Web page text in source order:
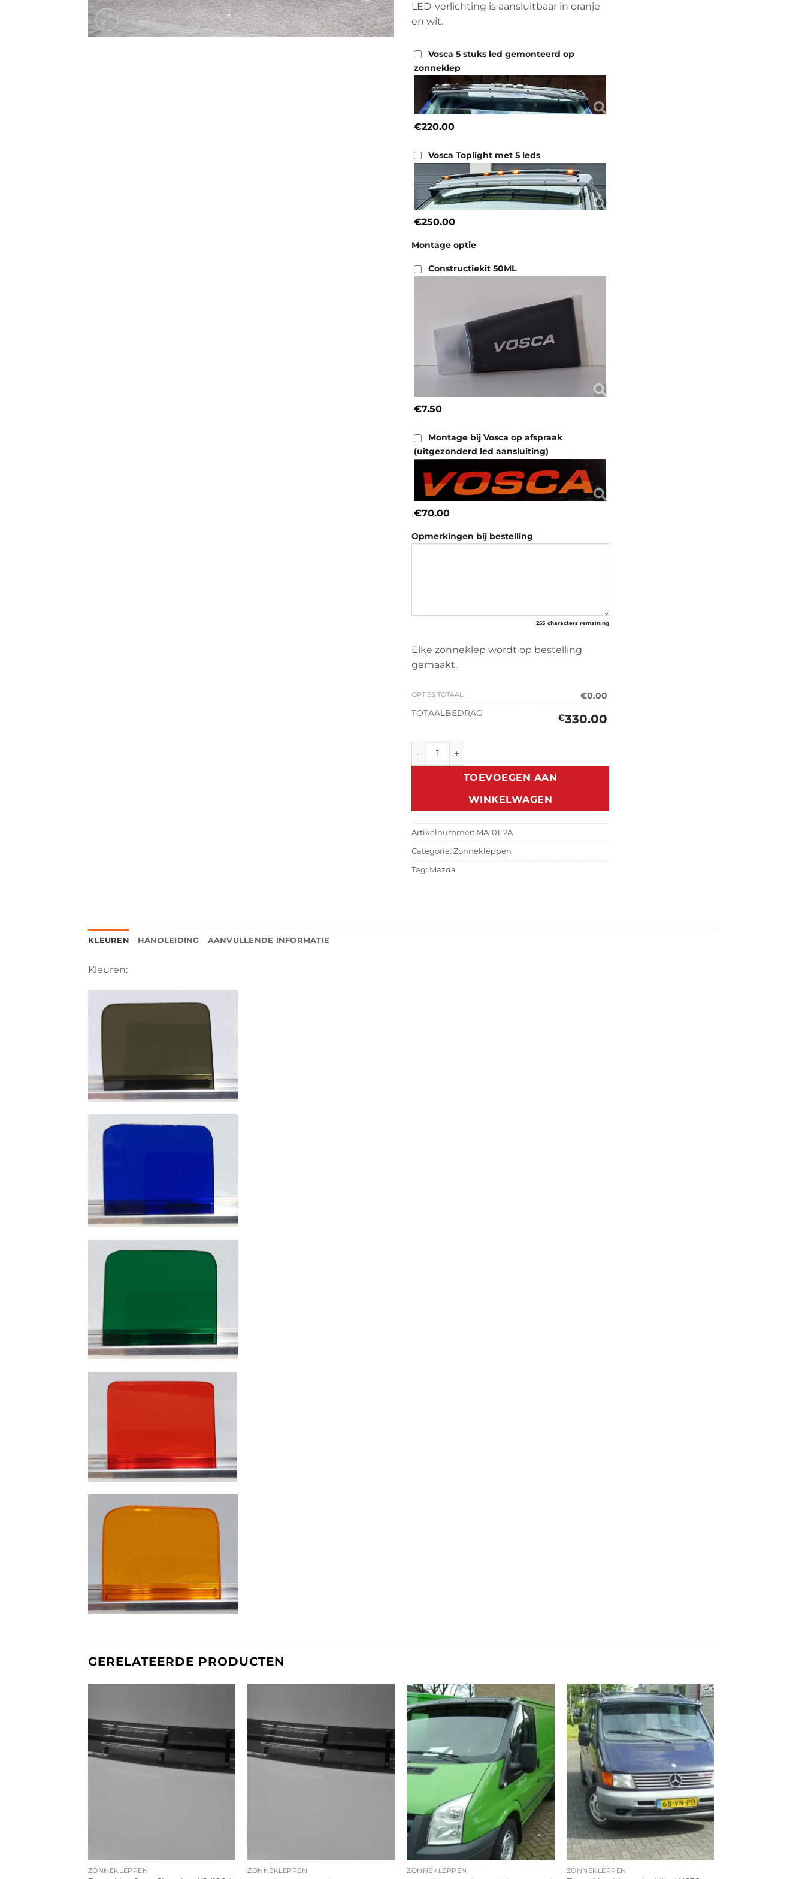
LED-verlichting is aansluitbaar in oranje
en wit.
Vosca 5 stuks led gemonteerd op
zonneklep
€220.00
Vosca Toplight met 5 leds
€250.00
Montage optie
Constructiekit 50ML
€7.50
Montage bij Vosca op afspraak
(uitgezonderd led aansluiting)
€70.00
Opmerkingen bij bestelling
255 characters remaining
Elke zonneklep wordt op bestelling
gemaakt.
OPTIES TOTAAL
€0.00
TOTAALBEDRAG
€330.00
Zonneklep Mazda B aantal
TOEVOEGEN AAN
WINKELWAGEN
Artikelnummer: MA-01-2A
Categorie: Zonnekleppen
Tag: Mazda
KLEUREN HANDLEIDING AANVULLENDE INFORMATIE
Kleuren:
GERELATEERDE PRODUCTEN
ZONNEKLEPPEN ZONNEKLEPPEN ZONNEKLEPPEN ZONNEKLEPPEN